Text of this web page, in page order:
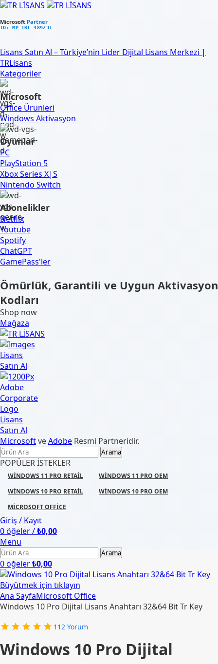
Microsoft Partner
ID: MP-TRL-489231
Lisans Satın Al – Türkiye’nin Lider Dijital Lisans Merkezi |
TRLisans
Kategoriler
Microsoft
Office Ürünleri
Windows Aktivasyon
Oyunlar
PC
PlayStation 5
Xbox Series X|S
Nintendo Switch
Abonelikler
Netflix
Youtube
Spotify
ChatGPT
GamePass'ler
Ömürlük, Garantili ve Uygun Aktivasyon
Kodları
Shop now
Mağaza
MicrosoftveAdobe Resmi Partneridir.
Arama
POPÜLER ISTEKLER
WINDOWS 11 PRO RETAIL
WINDOWS 11 PRO OEM
WINDOWS 10 PRO RETAIL
WINDOWS 10 PRO OEM
MICROSOFT OFFICE
Giriş / Kayıt
0öğeler/₺0,00
Menu
Arama
0öğeler₺0,00
Büyütmek için tıklayın
Ana SayfaMicrosoft Office
Windows 10 Pro Dijital Lisans Anahtarı 32&64 Bit Tr Key
112 Yorum
Windows 10 Pro Dijital